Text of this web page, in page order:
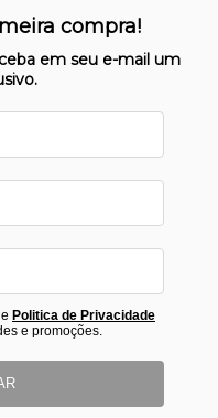
ambientecompra!
em seu e-mail um
Politica de Privacidade
e promoções.